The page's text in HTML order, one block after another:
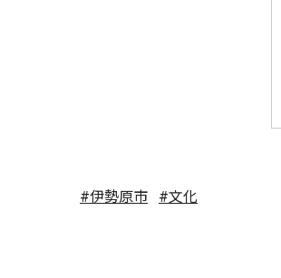
#伊勢原市 #文化